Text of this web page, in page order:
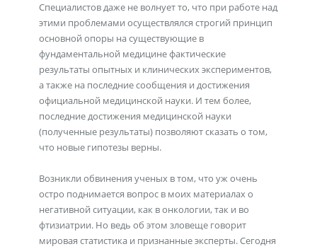
Специалистов даже не волнует то, что при работе над
этими проблемами осуществлялся строгий принцип
основной опоры на существующие в
фундаментальной медицине фактические
результаты опытных и клинических экспериментов,
а также на последние сообщения и достижения
официальной медицинской науки. И тем более,
последние достижения медицинской науки
(полученные результаты) позволяют сказать о том,
что новые гипотезы верны.
Возникли обвинения ученых в том, что уж очень
остро поднимается вопрос в моих материалах о
негативной ситуации, как в онкологии, так и во
фтизиатрии. Но ведь об этом зловеще говорит
мировая статистика и признанные эксперты. Сегодня